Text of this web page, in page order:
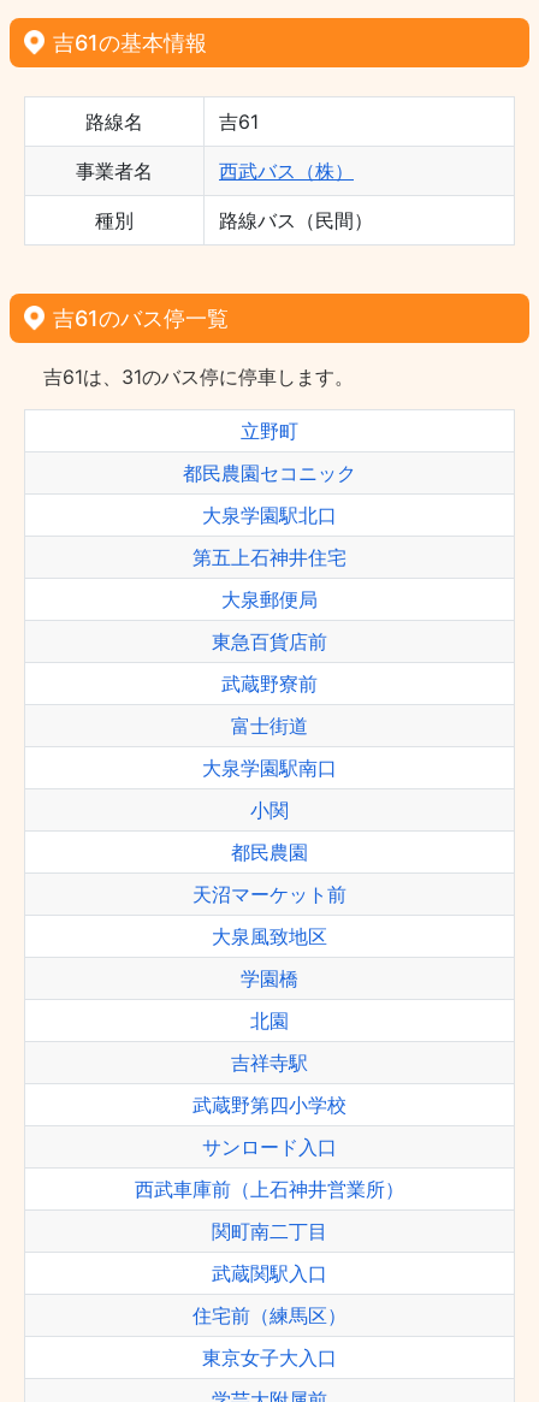
吉61の基本情報
路線名 吉61
事業者名 西武バス（株）
種別 路線バス（民間）
吉61のバス停一覧
吉61は、31のバス停に停車します。
立野町
都民農園セコニック
大泉学園駅北口
第五上石神井住宅
大泉郵便局
東急百貨店前
武蔵野寮前
富士街道
大泉学園駅南口
小関
都民農園
天沼マーケット前
大泉風致地区
学園橋
北園
吉祥寺駅
武蔵野第四小学校
サンロード入口
西武車庫前（上石神井営業所）
関町南二丁目
武蔵関駅入口
住宅前（練馬区）
東京女子大入口